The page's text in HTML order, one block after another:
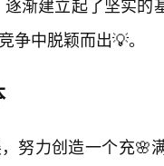
争中脱颖而出💡。
努力创造一个充🌸